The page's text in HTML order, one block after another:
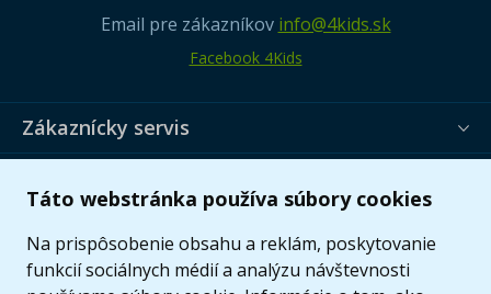
Táto webstránka používa súbory cookies
Na prispôsobenie obsahu a reklám, poskytovanie
funkcií sociálnych médií a analýzu návštevnosti
Email pre zákazníkov info@4kids.sk
Facebook 4Kids
Zákaznícky servis